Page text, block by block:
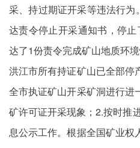
采、持过期证开采等违法行
达责令停止开采通知书，停
达了1份责令完成矿山地质环
洪江市所有持证矿山已全部停
全市执证矿山开采矿洞进行进
矿许可证开采现象；2.按时推
息公示工作。根据全国矿业权